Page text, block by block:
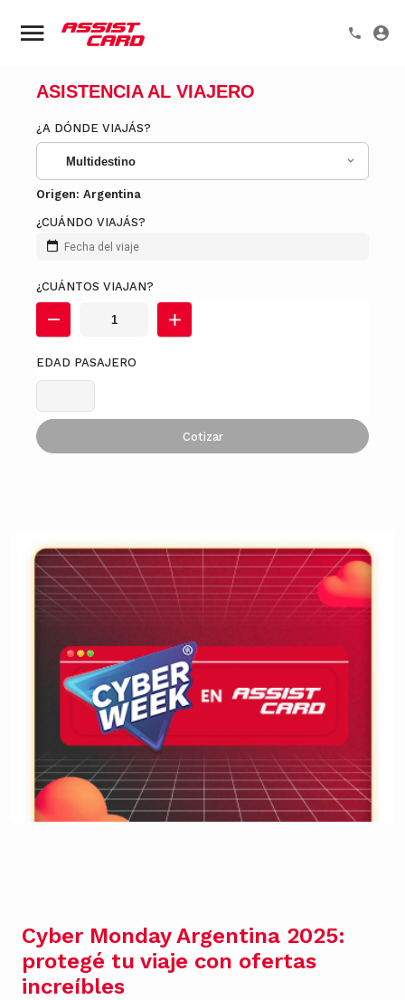
ASISTENCIA AL VIAJERO
¿A DÓNDE VIAJÁS?
Multidestino
Origen: Argentina
¿CUÁNDO VIAJÁS?
Fecha del viaje
¿CUÁNTOS VIAJAN?
EDAD PASAJERO
Cotizar
Cyber Monday Argentina 2025:
protegé tu viaje con ofertas
increíbles